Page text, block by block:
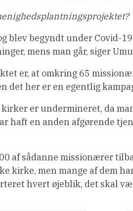
blev begyndt under Covid-
mens man går, siger
er, at omkring 65
det her er en egentlig
er undermineret, da
haft en anden afgørende
af sådanne missionærer
kirke, men mange af dem
hvert øjeblik, det skal